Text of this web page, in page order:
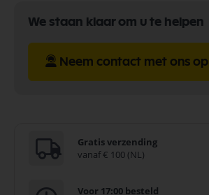
We staan klaar om u te helpen
Neem contact met ons op
Gratis verzending
vanaf € 100 (NL)
Voor 17:00 besteld